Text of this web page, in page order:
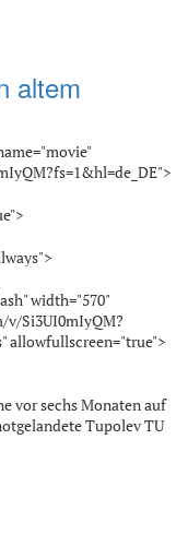
altem
width="570"
v/Si3UI0mIyQM?
allowfullscreen="true">
vor sechs Monaten auf
Tupolev TU